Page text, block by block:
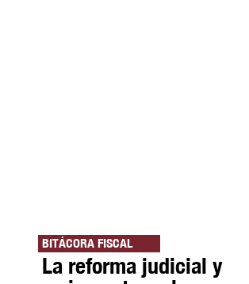
BITÁCORA FISCAL
La reforma judicial y